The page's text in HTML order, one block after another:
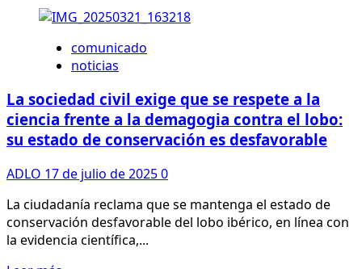
sobre
Detectamos
por
primera
vez
un
lince
ibérico
el
Pirineo
(CAST/CAT/FR)
comunicado
noticias
La sociedad civil exige que se respete a la
ciencia frente a la demagogia contra el lobo:
su estado de conservación es desfavorable
ADLO 17 de julio de 20250
La ciudadanía reclama que se mantenga el estado de
conservación desfavorable del lobo ibérico, en línea con
la evidencia científica,...